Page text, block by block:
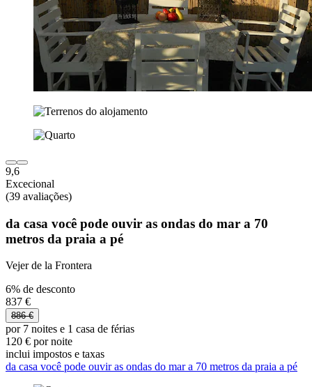
9,6
Excecional
(39 avaliações)
da casa você pode ouvir as ondas do mar a 70
metros da praia a pé
Vejer de la Frontera
6% de desconto
837 €
886 €
por 7 noites e 1 casa de férias
120 € por noite
inclui impostos e taxas
da casa você pode ouvir as ondas do mar a 70 metros da praia a pé